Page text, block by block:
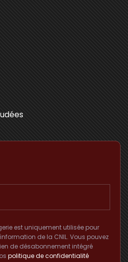
est uniquement utilisée pour
de la CNIL. Vous pouvez
de désabonnement intégré
politique de confidentialité